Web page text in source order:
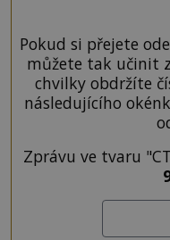
Pokud si přejete
můžete tak učinit
chvilky obdržíte
následujícího
Zprávu ve tvaru